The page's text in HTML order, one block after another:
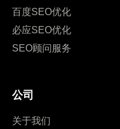
百度SEO优化
必应SEO优化
SEO顾问服务
公司
关于我们